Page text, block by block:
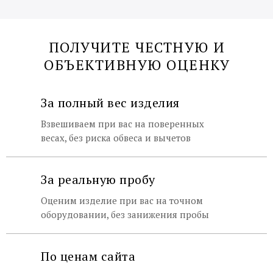
За полный вес изделия
ПОЛУЧИТЕ ЧЕСТНУЮ И
ОБЪЕКТИВНУЮ ОЦЕНКУ
За реальную пробу
Взвешиваем при вас на поверенных
весах, без риска обвеса и вычетов
Оценим изделие при вас на точном
оборудовании, без занижения пробы
По ценам сайта